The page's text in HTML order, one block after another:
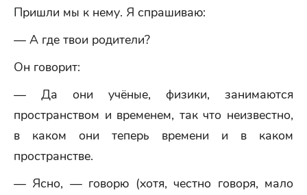
Пришли мы к нему. Я спрашиваю:
— А где твои родители?
Он говорит:
— Да они учёные, физики, занимаются
пространством и временем, так что неизвестно,
в каком они теперь времени и в каком
пространстве.
— Ясно, — говорю (хотя, честно говоря, мало